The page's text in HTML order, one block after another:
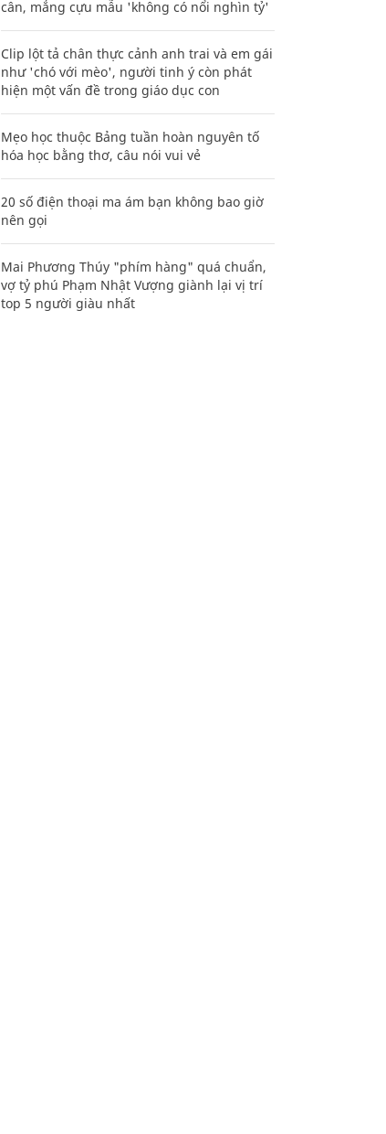
cân, mắng cựu mẫu 'không có nổi nghìn tỷ'
Clip lột tả chân thực cảnh anh trai và em gái
như 'chó với mèo', người tinh ý còn phát
hiện một vấn đề trong giáo dục con
Mẹo học thuộc Bảng tuần hoàn nguyên tố
hóa học bằng thơ, câu nói vui vẻ
20 số điện thoại ma ám bạn không bao giờ
nên gọi
Mai Phương Thúy "phím hàng" quá chuẩn,
vợ tỷ phú Phạm Nhật Vượng giành lại vị trí
top 5 người giàu nhất